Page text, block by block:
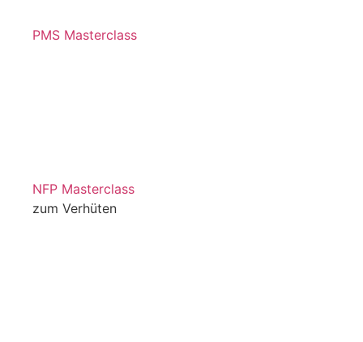
PMS Masterclass
NFP Masterclass
zum Verhüten